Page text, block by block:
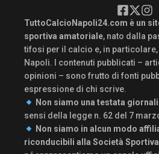
TuttoCalcioNapoli24.com è un
sportiva amatoriale, nato dalla
tifosi per il calcio e, in particolare,
Napoli. I contenuti pubblicati –
opinioni – sono frutto di fonti
espressione di chi scrive.
Non siamo una testata
sensi della legge n. 62 del 7
Non siamo in alcun modo
riconducibili alla Società